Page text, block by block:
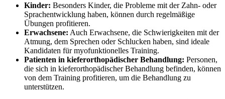
Kinder: Besonders Kinder, die Probleme mit der Zahn- oder
Sprachentwicklung haben, können durch regelmäßige
Übungen profitieren.
Erwachsene: Auch Erwachsene, die Schwierigkeiten mit der
Atmung, dem Sprechen oder Schlucken haben, sind ideale
Kandidaten für myofunktionelles Training.
Patienten in kieferorthopädischer Behandlung: Personen,
die sich in kieferorthopädischer Behandlung befinden, können
von dem Training profitieren, um die Behandlung zu
unterstützen.